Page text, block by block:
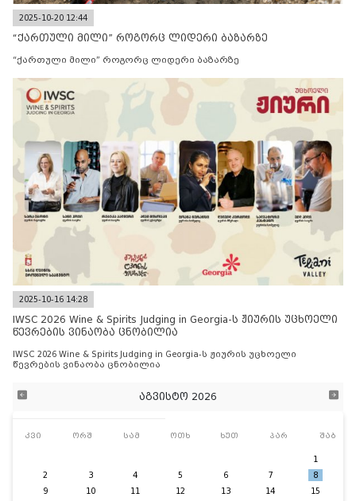
2025-10-20 12:44
“ქართული მილი” როგორც ლიდერი ბაზარზე
“ქართული მილი” როგორც ლიდერი ბაზარზე
2025-10-16 14:28
IWSC 2026 Wine & Spirits Judging in Georgia-ს ჟიურის უცხოელი
წევრების ვინაობა ცნობილია
IWSC 2026 Wine & Spirits Judging in Georgia-ს ჟიურის უცხოელი
წევრების ვინაობა ცნობილია
აგვისტო 2026
კვი ორშ სამ ოთხ ხუთ პარ შაბ
1
2
3 4 5 6 7
8
9
10 11 12 13 14
15